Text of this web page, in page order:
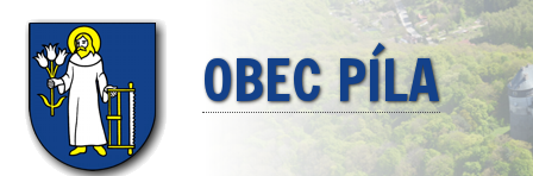
OBEC PÍLA